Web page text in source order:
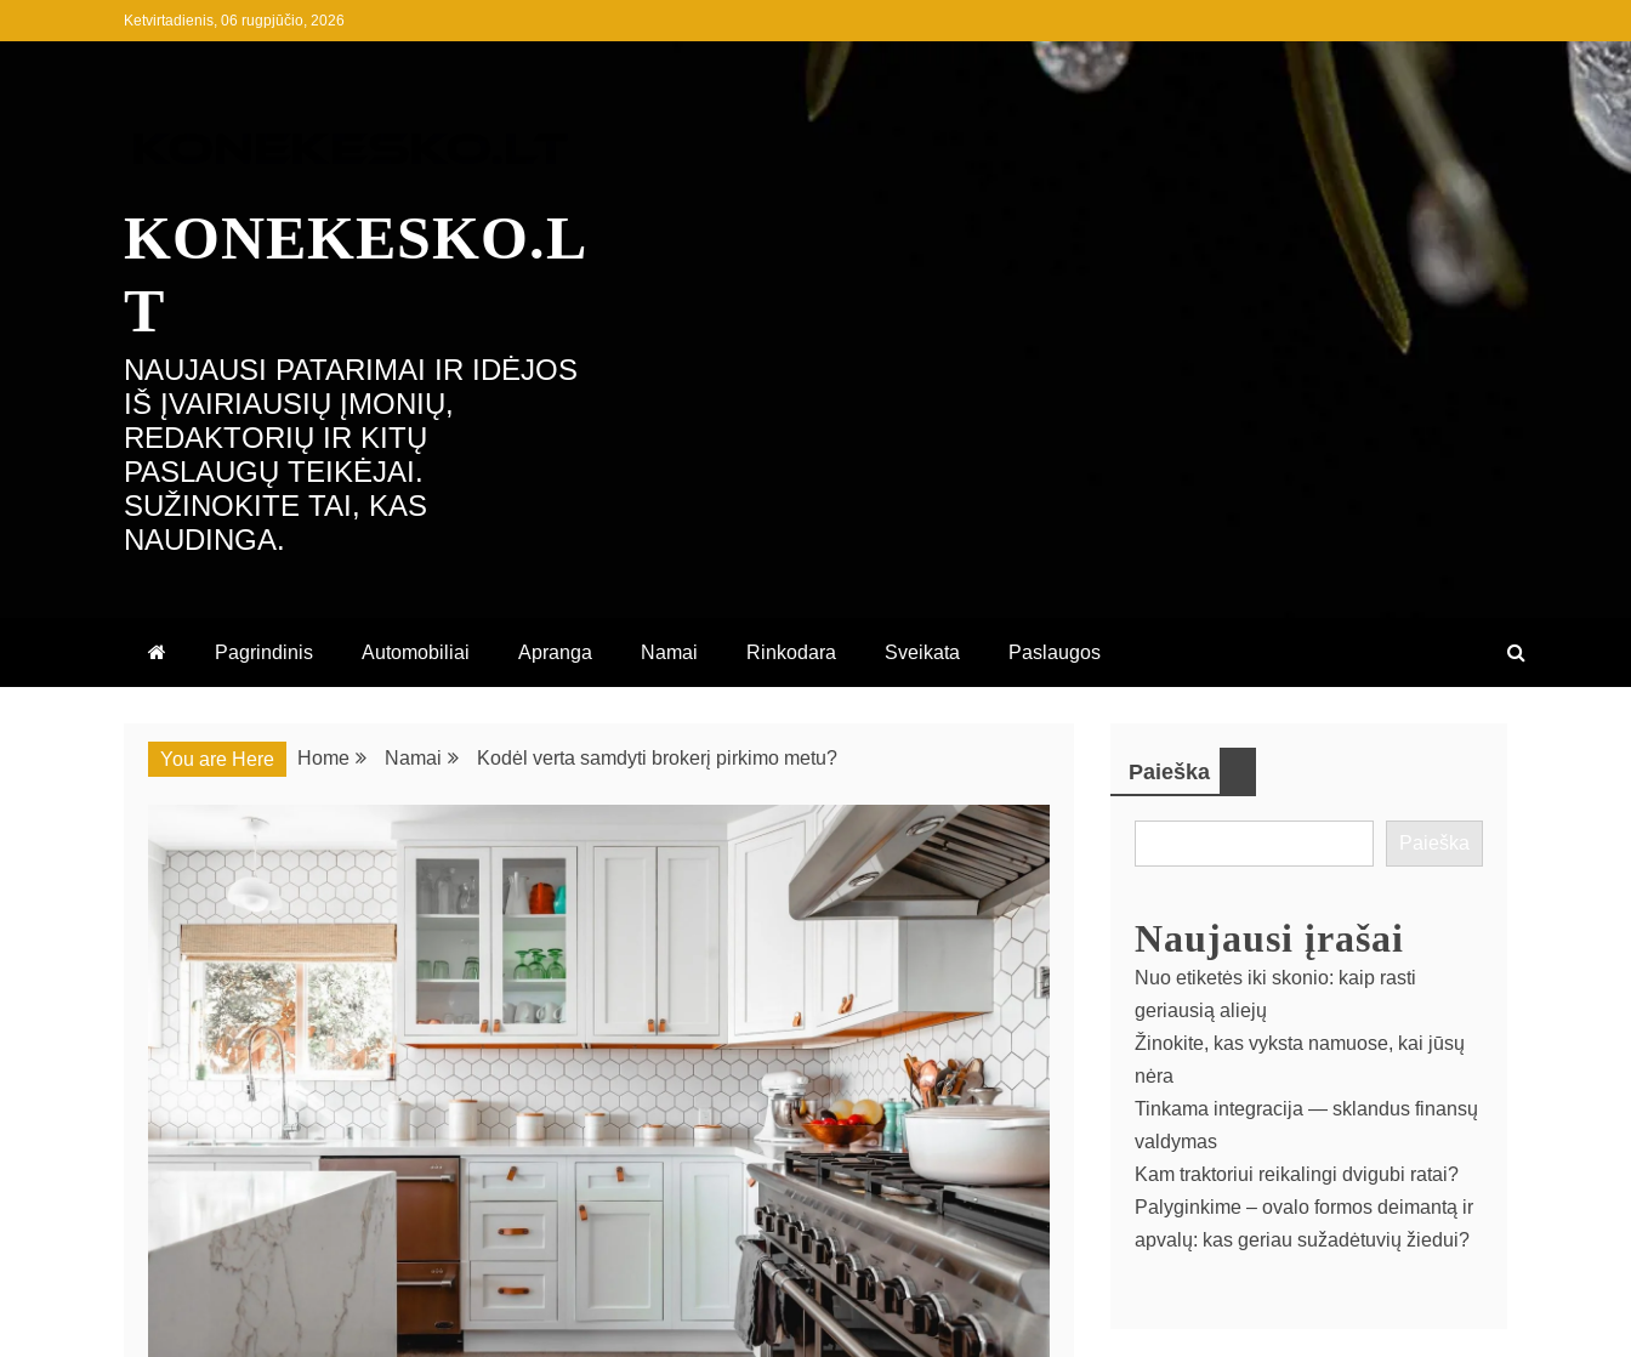
to
Ketvirtadienis, 06 rugpjūčio, 2026
KONEKESKO.L
T
NAUJAUSI PATARIMAI IR IDĖJOS
IŠ ĮVAIRIAUSIŲ ĮMONIŲ,
REDAKTORIŲ IR KITŲ
PASLAUGŲ TEIKĖJAI.
SUŽINOKITE TAI, KAS
NAUDINGA.
Pagrindinis Automobiliai Apranga Namai Rinkodara Sveikata Paslaugos
You are Here Home Namai Kodėl verta samdyti brokerį pirkimo metu?
Paieška
Paieška
Naujausi įrašai
Nuo etiketės iki skonio: kaip rasti
geriausią aliejų
Žinokite, kas vyksta namuose, kai jūsų
nėra
Tinkama integracija — sklandus finansų
valdymas
Kam traktoriui reikalingi dvigubi ratai?
Palyginkime – ovalo formos deimantą ir
apvalų: kas geriau sužadėtuvių žiedui?